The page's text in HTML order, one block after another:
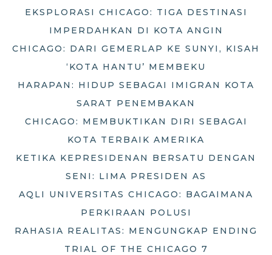
EKSPLORASI CHICAGO: TIGA DESTINASI
IMPERDAHKAN DI KOTA ANGIN
CHICAGO: DARI GEMERLAP KE SUNYI, KISAH
‘KOTA HANTU’ MEMBEKU
HARAPAN: HIDUP SEBAGAI IMIGRAN KOTA
SARAT PENEMBAKAN
CHICAGO: MEMBUKTIKAN DIRI SEBAGAI
KOTA TERBAIK AMERIKA
KETIKA KEPRESIDENAN BERSATU DENGAN
SENI: LIMA PRESIDEN AS
AQLI UNIVERSITAS CHICAGO: BAGAIMANA
PERKIRAAN POLUSI
RAHASIA REALITAS: MENGUNGKAP ENDING
TRIAL OF THE CHICAGO 7